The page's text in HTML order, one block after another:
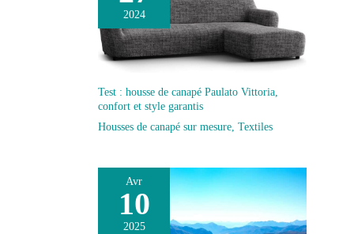
2024
Test : housse de canapé Paulato Vittoria,
confort et style garantis
Housses de canapé sur mesure Textiles
Avr
10
2025